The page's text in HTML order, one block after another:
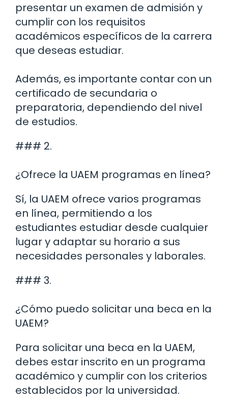
presentar un examen de admisión y
cumplir con los requisitos
académicos específicos de la carrera
que deseas estudiar.
Además, es importante contar con un
certificado de secundaria o
preparatoria, dependiendo del nivel
de estudios.
### 2.
¿Ofrece la UAEM programas en línea?
Sí, la UAEM ofrece varios programas
en línea, permitiendo a los
estudiantes estudiar desde cualquier
lugar y adaptar su horario a sus
necesidades personales y laborales.
### 3.
¿Cómo puedo solicitar una beca en la
UAEM?
Para solicitar una beca en la UAEM,
debes estar inscrito en un programa
académico y cumplir con los criterios
establecidos por la universidad.